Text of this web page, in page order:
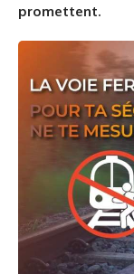
promettent.